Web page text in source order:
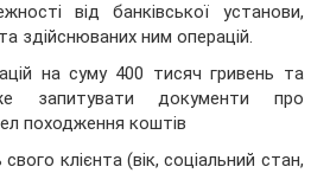
від банківської установи,
здійснюваних ним операцій.
на суму 400 тисяч гривень та
запитувати документи про
походження коштів
клієнта (вік, соціальний стан,